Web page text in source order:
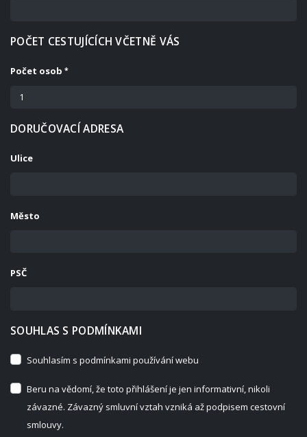
POČET CESTUJÍCÍCH VČETNĚ VÁS
Počet osob
DORUČOVACÍ ADRESA
Ulice
Město
PSČ
SOUHLAS S PODMÍNKAMI
Souhlasím s podmínkami používání webu
Beru na vědomí, že toto přihlášení je jen informativní, nikoli
závazné. Závazný smluvní vztah vzniká až podpisem cestovní
smlouvy.